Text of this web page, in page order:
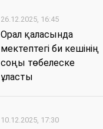
26.12.2025, 16:45
Орал қаласында
мектептегі би кешінің
соңы төбелеске
ұласты
10.12.2025, 17:30